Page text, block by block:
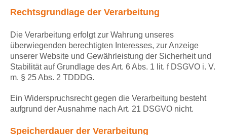
Rechtsgrundlage der Verarbeitung
Die Verarbeitung erfolgt zur Wahrung unseres
überwiegenden berechtigten Interesses, zur Anzeige
unserer Website und Gewährleistung der Sicherheit und
Stabilität auf Grundlage des Art. 6 Abs. 1 lit. f DSGVO i. V.
m. § 25 Abs. 2 TDDDG.
Ein Widerspruchsrecht gegen die Verarbeitung besteht
aufgrund der Ausnahme nach Art. 21 DSGVO nicht.
Speicherdauer der Verarbeitung